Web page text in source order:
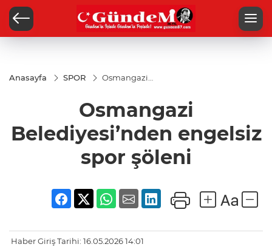
Anasayfa SPOR
Osmangazi
şöleni
Osmangazi
Belediyesi’nden engelsiz
spor şöleni
Haber Giriş Tarihi: 16.05.2026 14:01